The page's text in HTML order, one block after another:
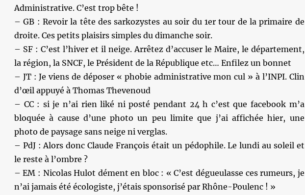
Administrative. C’est trop bête !
– GB : Revoir la tête des sarkozystes au soir du 1er tour de la primaire de
droite. Ces petits plaisirs simples du dimanche soir.
– SF : C’est l’hiver et il neige. Arrêtez d’accuser le Maire, le département,
la région, la SNCF, le Président de la République etc… Enfilez un bonnet
– JT : Je viens de déposer « phobie administrative mon cul » à l’INPI. Clin
d’œil appuyé à Thomas Thevenoud
– CC : si je n’ai rien liké ni posté pendant 24 h c’est que facebook m’a
bloquée à cause d’une photo un peu limite que j’ai affichée hier, une
photo de paysage sans neige ni verglas.
– PdJ : Alors donc Claude François était un pédophile. Le lundi au soleil et
le reste à l’ombre ?
– EM : Nicolas Hulot dément en bloc : « C’est dégueulasse ces rumeurs, je
n’ai jamais été écologiste, j’étais sponsorisé par Rhône-Poulenc ! »